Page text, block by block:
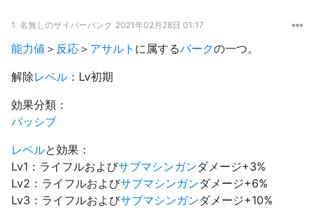
1. 名無しのサイバーパンク 2021年02月28日 01:17
能力値 ＞ 反応 ＞ アサルト に属するパークの一つ。
解除レベル ：Lv初期
効果分類：
パッシブ
レベルと効果：
Lv1：ライフルおよびサブマシンガンダメージ+3%
Lv2：ライフルおよびサブマシンガンダメージ+6%
Lv3：ライフルおよびサブマシンガンダメージ+10%